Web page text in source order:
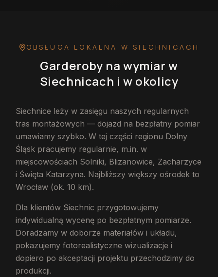
OBSŁUGA LOKALNA W SIECHNICACH
Garderoby na wymiar w
Siechnicach i w okolicy
Siechnice leży w zasięgu naszych regularnych
tras montażowych — dojazd na bezpłatny pomiar
umawiamy szybko. W tej części regionu Dolny
Śląsk pracujemy regularnie, m.in. w
miejscowościach Solniki, Blizanowice, Zacharzyce
i Święta Katarzyna. Najbliższy większy ośrodek to
Wrocław (ok. 10 km).
Dla klientów Siechnic przygotowujemy
indywidualną wycenę po bezpłatnym pomiarze.
Doradzamy w doborze materiałów i układu,
pokazujemy fotorealistyczne wizualizacje i
dopiero po akceptacji projektu przechodzimy do
produkcji.